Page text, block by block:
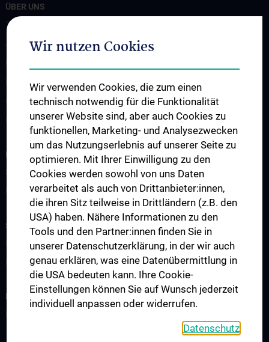
ÜBER UNS
Team
Ambulanzen
Normalpflegestation
OP-Bereich
Kontakt
INFORMATIONEN FÜR PATIENT:INNEN
Mein Kind wird operiert
Psychologische Vorbereitung
STUDIUM, AUS- UND WEITERBILDUNG
Klinisch-Praktisches Jahr (KPJ)
Famulatur
FORSCHUNG
Wir nutzen Cookies
Wir verwenden Cookies, die zum einen
technisch notwendig für die Funktionalität
unserer Website sind, aber auch Cookies zu
funktionellen, Marketing- und Analysezwecken
um das Nutzungserlebnis auf unserer Seite zu
optimieren. Mit Ihrer Einwilligung zu den
Cookies werden sowohl von uns Daten
verarbeitet als auch von Drittanbieter:innen,
die ihren Sitz teilweise in Drittländern (z.B. den
USA) haben. Nähere Informationen zu den
Tools und den Partner:innen finden Sie in
unserer Datenschutzerklärung, in der wir auch
genau erklären, was eine Datenübermittlung in
die USA bedeuten kann. Ihre Cookie-
Einstellungen können Sie auf Wunsch jederzeit
individuell anpassen oder widerrufen.
Datenschutz